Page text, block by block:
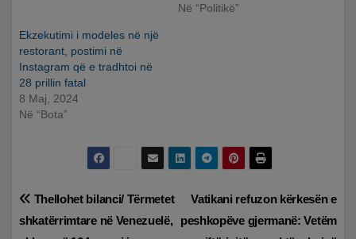
Në “Politikë”
Ekzekutimi i modeles në një
restorant, postimi në
Instagram që e tradhtoi në
28 prillin fatal
8 Maj, 2024
Në “Bota”
Lëvizje
Vatikani refuzon kërkesën e
peshkopëve gjermanë: Vetëm
Thellohet bilanci/ Tërmetet
shkatërrimtare në Venezuelë,